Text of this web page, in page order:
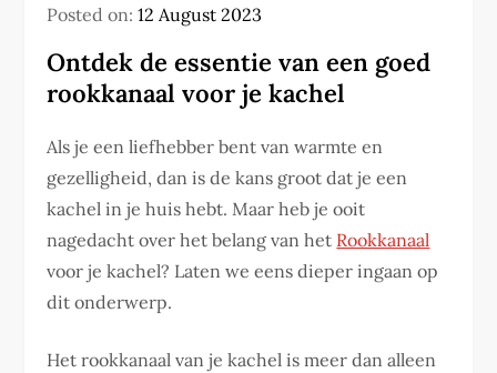
Posted on:12 August 2023
Ontdek de essentie van een goed
rookkanaal voor je kachel
Als je een liefhebber bent van warmte en
gezelligheid, dan is de kans groot dat je een
kachel in je huis hebt. Maar heb je ooit
nagedacht over het belang van het Rookkanaal
voor je kachel? Laten we eens dieper ingaan op
dit onderwerp.
Het rookkanaal van je kachel is meer dan alleen